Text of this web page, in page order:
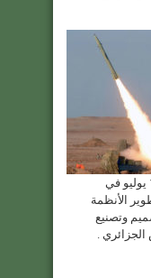
بموجب مرسوم رئاسي تم نشره في 11 يوليو في
الأنظمة
وتصنيع
الجزائري .